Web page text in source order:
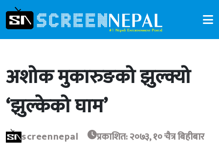
अशोक मुकारुङको झुल्क्यो
‘झुल्केको घाम’
screennepal प्रकाशित: २०७३, १० चैत्र बिहीबार